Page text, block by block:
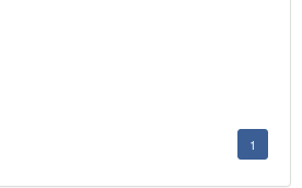
1